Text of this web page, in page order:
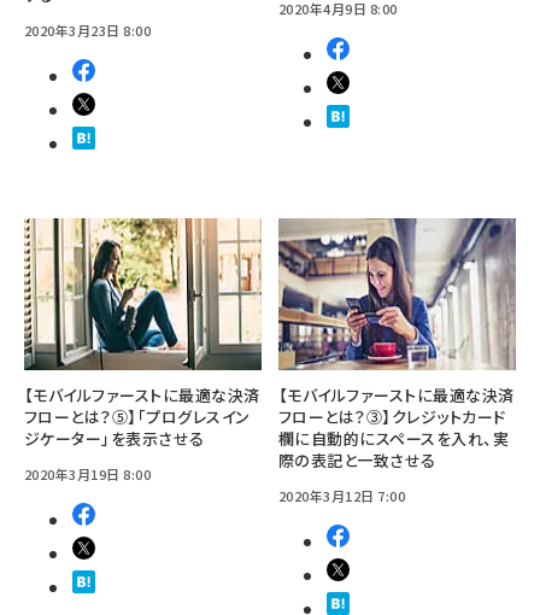
2020年3月23日 8:00
2020年4月9日 8:00
【モバイルファーストに最適な決済
フローとは？⑤】「プログレスイン
ジケーター」を表示させる
2020年3月19日 8:00
【モバイルファーストに最適な決済
フローとは？③】クレジットカード
欄に自動的にスペースを入れ、実
際の表記と一致させる
2020年3月12日 7:00